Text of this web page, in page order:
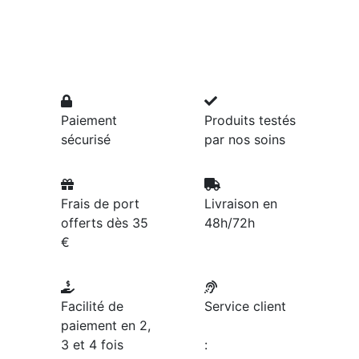
Paiement
sécurisé
Produits testés
par nos soins
Frais de port
offerts dès 35
€
Livraison en
48h/72h
Facilité de
paiement en 2,
3 et 4 fois
Service client
: